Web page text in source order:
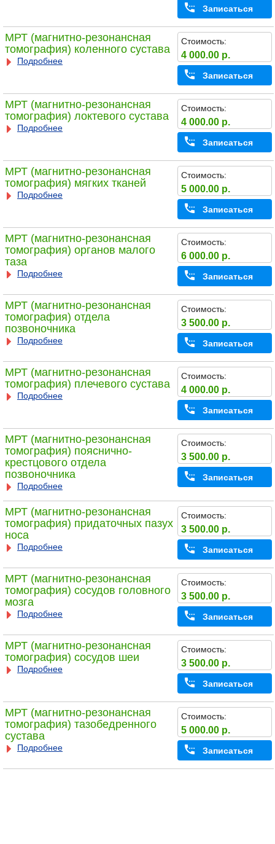
Записаться
МРТ (магнитно-резонансная
томография) коленного сустава
Подробнее
Стоимость:
4 000.00 р.
Записаться
МРТ (магнитно-резонансная
томография) локтевого сустава
Подробнее
Стоимость:
4 000.00 р.
Записаться
МРТ (магнитно-резонансная
томография) мягких тканей
Подробнее
Стоимость:
5 000.00 р.
Записаться
МРТ (магнитно-резонансная
томография) органов малого
таза
Подробнее
Стоимость:
6 000.00 р.
Записаться
МРТ (магнитно-резонансная
томография) отдела
позвоночника
Подробнее
Стоимость:
3 500.00 р.
Записаться
МРТ (магнитно-резонансная
томография) плечевого сустава
Подробнее
Стоимость:
4 000.00 р.
Записаться
МРТ (магнитно-резонансная
томография) пояснично-
крестцового отдела
позвоночника
Подробнее
Стоимость:
3 500.00 р.
Записаться
МРТ (магнитно-резонансная
томография) придаточных пазух
носа
Подробнее
Стоимость:
3 500.00 р.
Записаться
МРТ (магнитно-резонансная
томография) сосудов головного
мозга
Подробнее
Стоимость:
3 500.00 р.
Записаться
МРТ (магнитно-резонансная
томография) сосудов шеи
Подробнее
Стоимость:
3 500.00 р.
Записаться
МРТ (магнитно-резонансная
томография) тазобедренного
сустава
Подробнее
Стоимость:
5 000.00 р.
Записаться